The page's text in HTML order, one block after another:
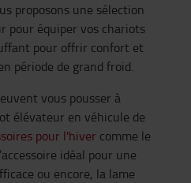
proposons une sélection
pour équiper vos chariots
pour offrir confort et
période de grand froid.
vous pousser à
élévateur en véhicule de
pour l'hiver comme le
idéal pour une
ou encore, la lame